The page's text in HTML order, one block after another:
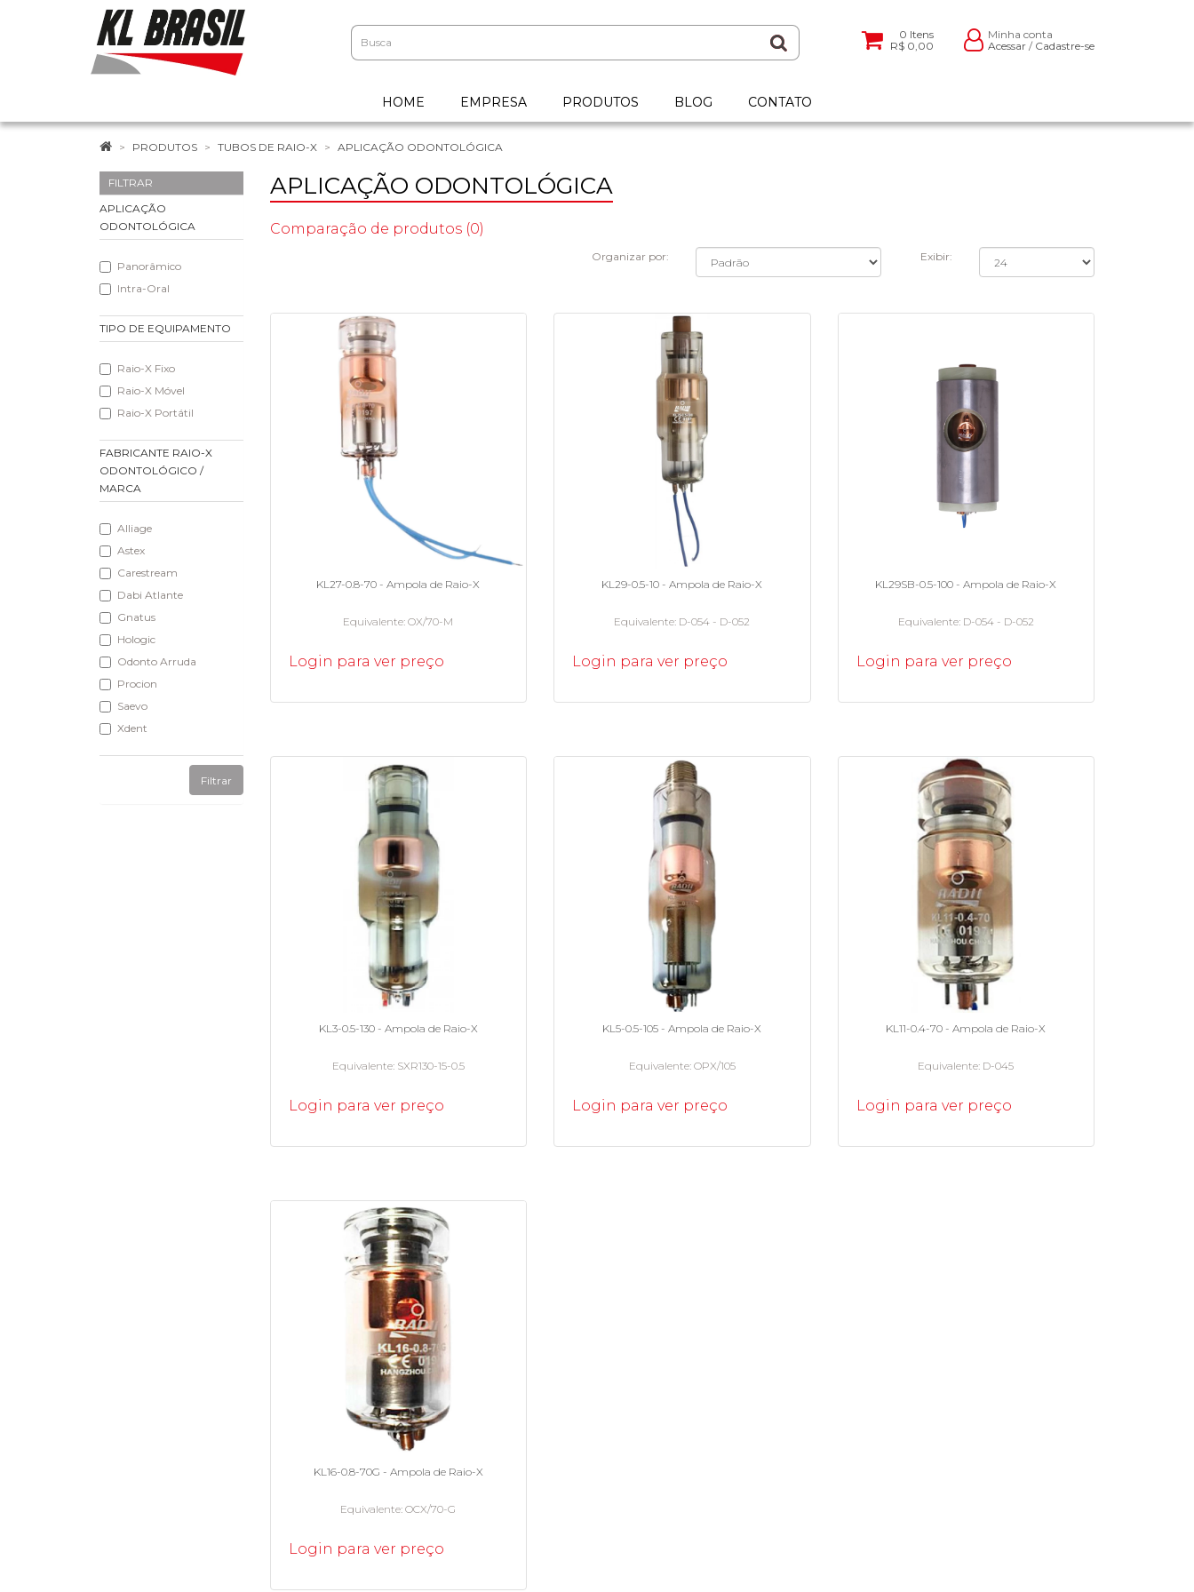
0 Itens
R$ 0,00
Minha conta
Acessar / Cadastre-se
HOME EMPRESA PRODUTOS BLOG CONTATO
PRODUTOS TUBOS DE RAIO-X APLICAÇÃO ODONTOLÓGICA
FILTRAR
APLICAÇÃO
ODONTOLÓGICA
Panorâmico
Intra-Oral
TIPO DE EQUIPAMENTO
Raio-X Fixo
Raio-X Móvel
Raio-X Portátil
FABRICANTE RAIO-X
ODONTOLÓGICO /
MARCA
Alliage
Astex
Carestream
Dabi Atlante
Gnatus
Hologic
Odonto Arruda
Procion
Saevo
Xdent
Filtrar
APLICAÇÃO ODONTOLÓGICA
Comparação de produtos (0)
Organizar por: Exibir:
KL27-0.8-70 - Ampola de Raio-X
Equivalente OX/70-M
Login para ver preço
KL29-0.5-10 - Ampola de Raio-X
Equivalente D-054 - D-052
Login para ver preço
KL29SB-0.5-100 - Ampola de Raio-X
Equivalente D-054 - D-052
Login para ver preço
KL3-0.5-130 - Ampola de Raio-X
Equivalente SXR130-15-0.5
Login para ver preço
KL5-0.5-105 - Ampola de Raio-X
Equivalente OPX/105
Login para ver preço
KL11-0.4-70 - Ampola de Raio-X
Equivalente D-045
Login para ver preço
KL16-0.8-70G - Ampola de Raio-X
Equivalente OCX/70-G
Login para ver preço